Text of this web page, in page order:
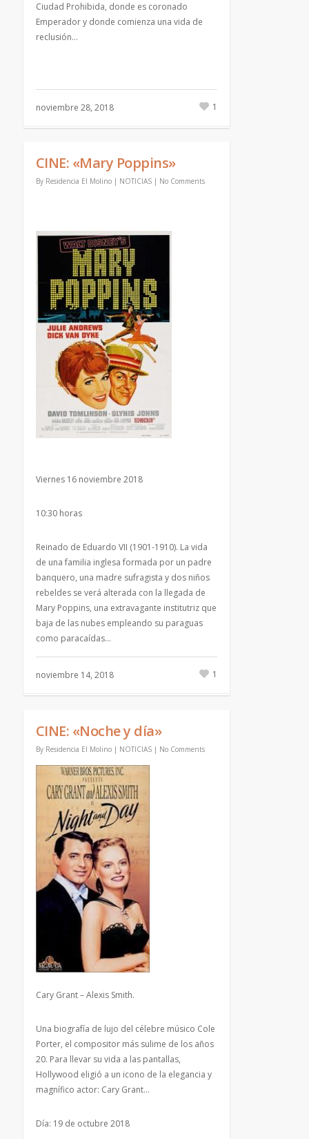
Ciudad Prohibida, donde es coronado
Emperador y donde comienza una vida de
reclusión…
noviembre 28, 2018 1
CINE: «Mary Poppins»
By Residencia El Molino | NOTICIAS | No Comments
Viernes 16 noviembre 2018
10:30 horas
Reinado de Eduardo VII (1901-1910). La vida
de una familia inglesa formada por un padre
banquero, una madre sufragista y dos niños
rebeldes se verá alterada con la llegada de
Mary Poppins, una extravagante institutriz que
baja de las nubes empleando su paraguas
como paracaídas…
noviembre 14, 2018 1
CINE: «Noche y día»
By Residencia El Molino | NOTICIAS | No Comments
Cary Grant – Alexis Smith.
Una biografía de lujo del célebre músico Cole
Porter, el compositor más sulime de los años
20. Para llevar su vida a las pantallas,
Hollywood eligió a un icono de la elegancia y
magnífico actor: Cary Grant…
Día: 19 de octubre 2018